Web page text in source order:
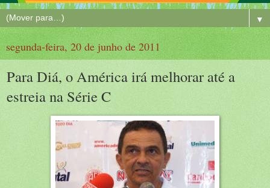
▼
segunda-feira, 20 de junho de 2011
Para Diá, o América irá melhorar até a
estreia na Série C